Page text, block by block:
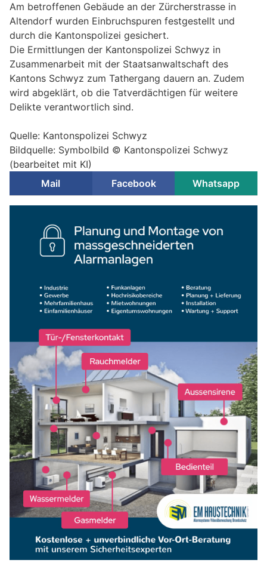
Am betroffenen Gebäude an der Zürcherstrasse in
Altendorf wurden Einbruchspuren festgestellt und
durch die Kantonspolizei gesichert.
Die Ermittlungen der Kantonspolizei Schwyz in
Zusammenarbeit mit der Staatsanwaltschaft des
Kantons Schwyz zum Tathergang dauern an. Zudem
wird abgeklärt, ob die Tatverdächtigen für weitere
Delikte verantwortlich sind.
Quelle: Kantonspolizei Schwyz
Bildquelle: Symbolbild © Kantonspolizei Schwyz
(bearbeitet mit KI)
Mail
Facebook Whatsapp